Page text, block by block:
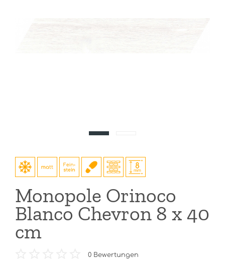
Monopole Orinoco
Blanco Chevron 8 x 40
cm
0 Bewertungen